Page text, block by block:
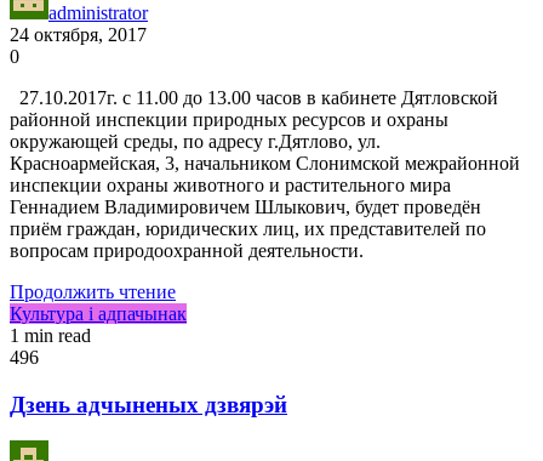
administrator
24 октября, 2017
0
27.10.2017г. с 11.00 до 13.00 часов в кабинете Дятловской
районной инспекции природных ресурсов и охраны
окружающей среды, по адресу г.Дятлово, ул.
Красноармейская, 3, начальником Слонимской межрайонной
инспекции охраны животного и растительного мира
Геннадием Владимировичем Шлыкович, будет проведён
приём граждан, юридических лиц, их представителей по
вопросам природоохранной деятельности.
Продолжить чтение
Культура і адпачынак
1 min read
496
Дзень адчыненых дзвярэй